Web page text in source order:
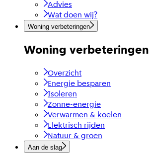
Advies
Wat doen wij?
Woning verbeteringen
Woning verbeteringen
Overzicht
Energie besparen
Isoleren
Zonne-energie
Verwarmen & koelen
Elektrisch rijden
Natuur & groen
Aan de slag